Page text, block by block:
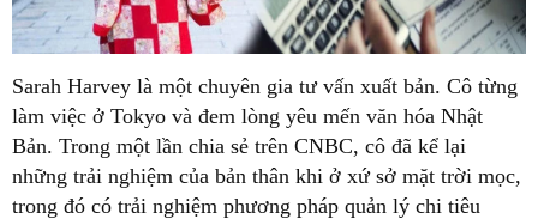
Sarah Harvey là một chuyên gia tư vấn xuất bản. Cô từng
làm việc ở Tokyo và đem lòng yêu mến văn hóa Nhật
Bản. Trong một lần chia sẻ trên CNBC, cô đã kể lại
những trải nghiệm của bản thân khi ở xứ sở mặt trời mọc,
trong đó có trải nghiệm phương pháp quản lý chi tiêu